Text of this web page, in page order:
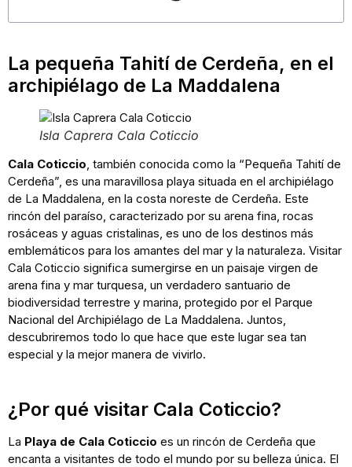
La pequeña Tahití de Cerdeña, en el
archipiélago de La Maddalena
Isla Caprera Cala Coticcio
Cala Coticcio, también conocida como la “Pequeña Tahití de
Cerdeña”, es una maravillosa playa situada en el archipiélago
de La Maddalena, en la costa noreste de Cerdeña. Este
rincón del paraíso, caracterizado por su arena fina, rocas
rosáceas y aguas cristalinas, es uno de los destinos más
emblemáticos para los amantes del mar y la naturaleza. Visitar
Cala Coticcio significa sumergirse en un paisaje virgen de
arena fina y mar turquesa, un verdadero santuario de
biodiversidad terrestre y marina, protegido por el Parque
Nacional del Archipiélago de La Maddalena. Juntos,
descubriremos todo lo que hace que este lugar sea tan
especial y la mejor manera de vivirlo.
¿Por qué visitar Cala Coticcio?
La Playa de Cala Coticcio es un rincón de Cerdeña que
encanta a visitantes de todo el mundo por su belleza única. El